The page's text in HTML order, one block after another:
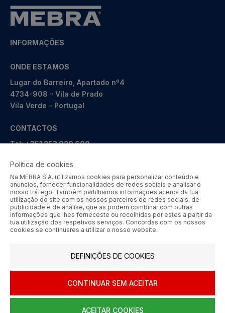
INFORMAÇÕES
ONDE ESTAMOS
Lugar do Barreiro, Apartado nº4
4734-908 - Vila de Prado
Vila Verde - Portugal
CONTACTOS
Tel:+351 253 929 600
geral@mebra.pt
CERTIFICAÇÕES PRÉMIOS
MEBRA - Comércio por Grosso de Metais e Acessórios de Braga
S.A. © 2026 Todos os direitos reservados.
Aos preços apresentados acresce IVA à taxa em vigor.
Política de cookies
Na MEBRA S.A. utilizamos cookies para personalizar conteúdo e
anúncios, fornecer funcionalidades de redes sociais e analisar o
nosso tráfego. Também partilhamos informações acerca da tua
utilização do site com os nossos parceiros de redes sociais, de
publicidade e de análise, que as podem combinar com outras
informações que lhes forneceste ou recolhidas por estes a partir da
tua utilização dos respetivos serviços. Concordas com os nossos
cookies se continuares a utilizar o nosso website.
DEFINIÇÕES DE COOKIES
CONTINUAR SEM ACEITAR
ACEITAR COOKIES